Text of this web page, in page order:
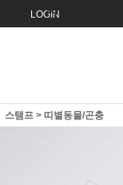
LOGIN
스탬프 > 띠별동물/곤충